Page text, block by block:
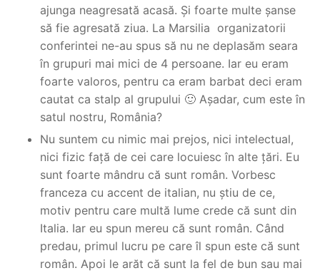
ajunga neagresată acasă. Și foarte multe șanse
să fie agresată ziua. La Marsilia organizatorii
conferintei ne-au spus să nu ne deplasăm seara
în grupuri mai mici de 4 persoane. Iar eu eram
foarte valoros, pentru ca eram barbat deci eram
cautat ca stalp al grupului 🙂 Așadar, cum este în
satul nostru, România?
Nu suntem cu nimic mai prejos, nici intelectual,
nici fizic față de cei care locuiesc în alte țări. Eu
sunt foarte mândru că sunt român. Vorbesc
franceza cu accent de italian, nu știu de ce,
motiv pentru care multă lume crede că sunt din
Italia. Iar eu spun mereu că sunt român. Când
predau, primul lucru pe care îl spun este că sunt
român. Apoi le arăt că sunt la fel de bun sau mai